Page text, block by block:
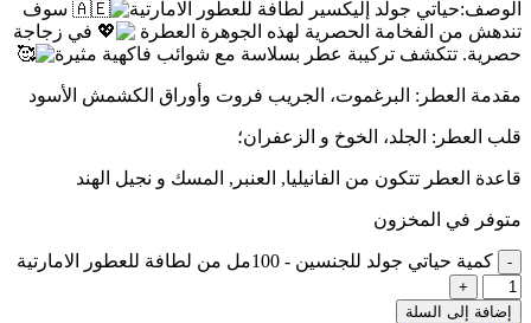
الوصف:حياتي جولد إليكسير لطافة للعطور الامارتية
سوف
تندهش من الفخامة الحصرية لهذه الجوهرة العطرة
في زجاجة
حصرية. تتكشف تركيبة عطر بسلاسة مع شوائب فاكهية مثيرة
مقدمة العطر: البرغموت، الجريب فروت وأوراق الكشمش الأسود
قلب العطر: الجلد، الخوخ و الزعفران؛
قاعدة العطر تتكون من الفانيليا, العنبر, المسك و نجيل الهند
متوفر في المخزون
كمية حياتي جولد للجنسين - 100مل من لطافة للعطور الامارتية
إضافة إلى السلة